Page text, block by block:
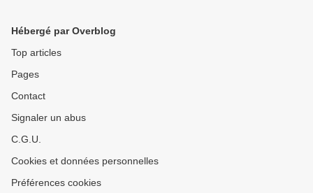
Hébergé par Overblog
Top articles
Pages
Contact
Signaler un abus
C.G.U.
Cookies et données personnelles
Préférences cookies